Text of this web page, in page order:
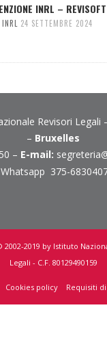
INRL – REVISOFT
24 SETTEMBRE 2024
Revisori Legali
– Bruxelles
– E-mail:
Whatsapp 375-
2002-2019 by Istituto
Legali - C.F. 80129490159
Cookies policy Requisiti